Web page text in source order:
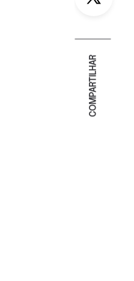
COMPARTILHAR